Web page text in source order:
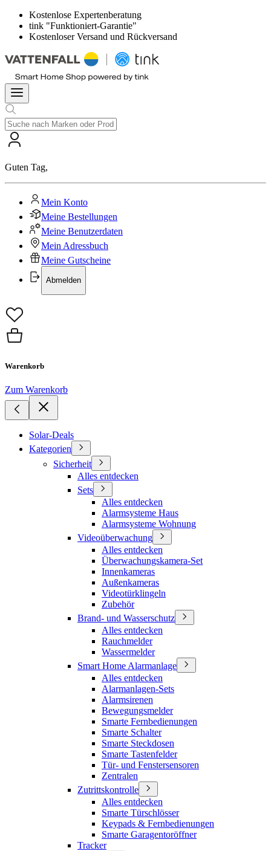
Kostenlose Expertenberatung
tink "Funktioniert-Garantie"
Kostenloser Versand und Rückversand
Guten Tag,
Mein Konto
Meine Bestellungen
Meine Benutzerdaten
Mein Adressbuch
Meine Gutscheine
Abmelden
Warenkorb
Zum Warenkorb
Solar-Deals
Kategorien
Sicherheit
Alles entdecken
Sets
Alles entdecken
Alarmsysteme Haus
Alarmsysteme Wohnung
Videoüberwachung
Alles entdecken
Überwachungskamera-Set
Innenkameras
Außenkameras
Videotürklingeln
Zubehör
Brand- und Wasserschutz
Alles entdecken
Rauchmelder
Wassermelder
Smart Home Alarmanlage
Alles entdecken
Alarmanlagen-Sets
Alarmsirenen
Bewegungsmelder
Smarte Fernbedienungen
Smarte Schalter
Smarte Steckdosen
Smarte Tastenfelder
Tür- und Fenstersensoren
Zentralen
Zutrittskontrolle
Alles entdecken
Smarte Türschlösser
Keypads & Fernbedienungen
Smarte Garagentoröffner
Tracker